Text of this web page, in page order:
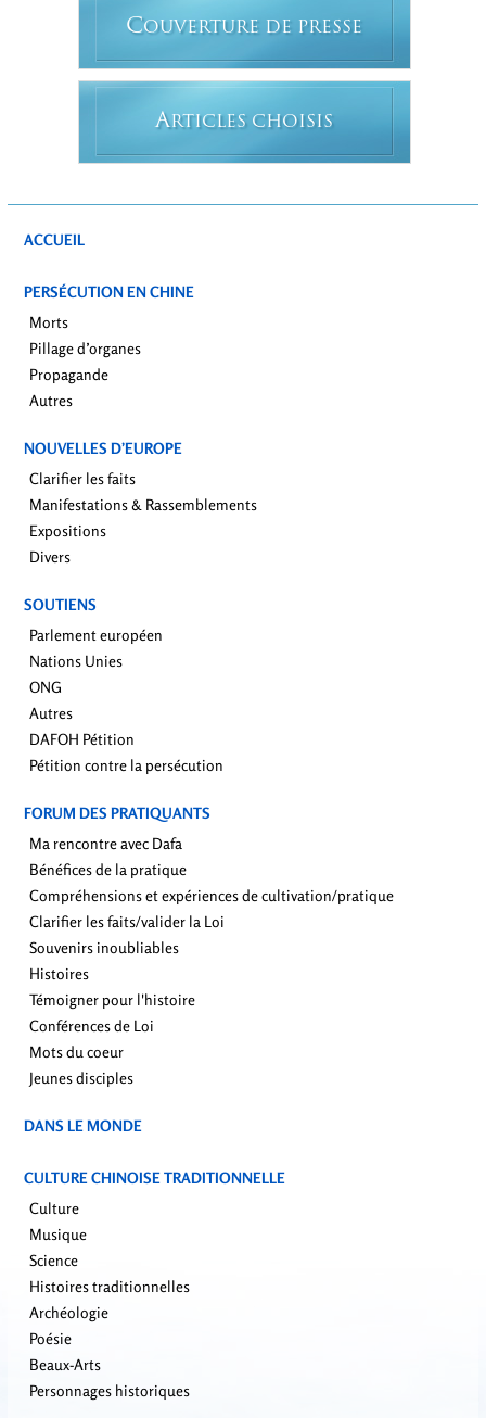
COUVERTURE DE PRESSE
ARTICLES CHOISIS
ACCUEIL
PERSÉCUTION EN CHINE
Morts
Pillage d’organes
Propagande
Autres
NOUVELLES D’EUROPE
Clarifier les faits
Manifestations & Rassemblements
Expositions
Divers
SOUTIENS
Parlement européen
Nations Unies
ONG
Autres
DAFOH Pétition
Pétition contre la persécution
FORUM DES PRATIQUANTS
Ma rencontre avec Dafa
Bénéfices de la pratique
Compréhensions et expériences de cultivation/pratique
Clarifier les faits/valider la Loi
Souvenirs inoubliables
Histoires
Témoigner pour l'histoire
Conférences de Loi
Mots du coeur
Jeunes disciples
DANS LE MONDE
CULTURE CHINOISE TRADITIONNELLE
Culture
Musique
Science
Histoires traditionnelles
Archéologie
Poésie
Beaux-Arts
Personnages historiques